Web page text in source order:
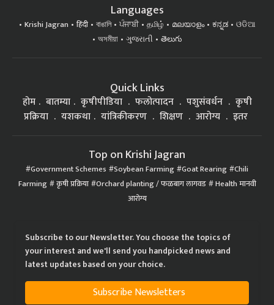
Languages
Krishi Jagran हिंदी বাঙালি ਪੰਜਾਬੀ தமிழ் മലയാളം ಕನ್ನಡ
ଓଡିଆ
অসমীয়া
ગુજરાતી తెలుగు
Quick Links
होम बातम्या कृषीपीडिया फलोत्पादन पशुसंवर्धन
कृषी
प्रक्रिया
यशकथा यांत्रिकीकरण शिक्षण आरोग्य इतर
Top on Krishi Jagran
Government Schemes Soybean Farming Goat Rearing Chili
Farming कृषी प्रक्रिया Orchard planting / फळबाग लागवड Health मानवी
आरोग्य
Subscribe to our Newsletter. You choose the topics of
your interest and we'll send you handpicked news and
latest updates based on your choice.
Subscribe Newsletters